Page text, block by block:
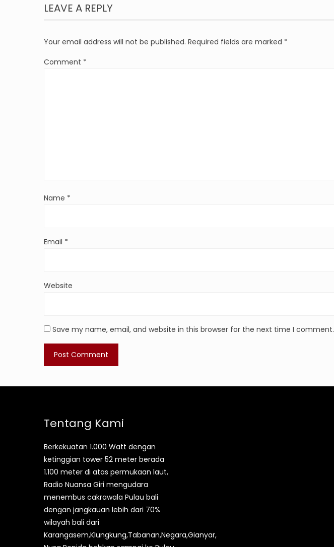
LEAVE A REPLY
Your email address will not be published. Required fields are marked *
Comment *
Name *
Email *
Website
Save my name, email, and website in this browser for the next time I comment.
Tentang Kami
Berkekuatan 1.000 Watt dengan
ketinggian tower 52 meter berada
1.100 meter di atas permukaan laut,
Radio Nuansa Giri mengudara
menembus cakrawala Pulau bali
dengan jangkauan lebih dari 70%
wilayah bali dari
Karangasem,Klungkung,Tabanan,Negara,Gianyar,